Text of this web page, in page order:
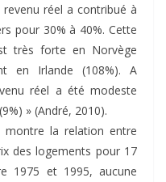
réel a contribué à
pour 30% à 40%. Cette
très forte en Norvège
en Irlande (108%). A
réel a été modeste
» (André, 2010).
montre la relation entre
des logements pour 17
1975 et 1995, aucune